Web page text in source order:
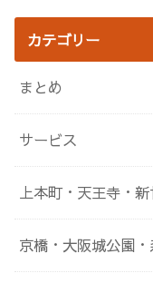
カテゴリー
まとめ
サービス
上本町・天王寺・
京橋・大阪城公園